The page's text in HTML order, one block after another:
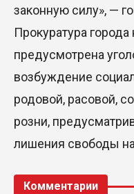
законную силу», —
Прокуратура
предусмотрена
возбуждение
родовой, расовой,
розни,
лишения свободы
Комментарии